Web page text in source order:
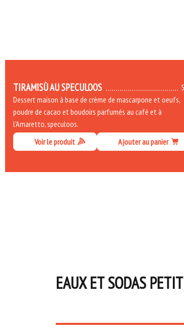
TIRAMISÙ AU SPECULOOS
Dessert maison à base de crème de mascarpone et oeufs,
poudre de cacao et boudoirs parfumés au café et à
l'Amaretto, speculoos.
Voir le produit
Ajouter au panier
EAUX ET SODAS